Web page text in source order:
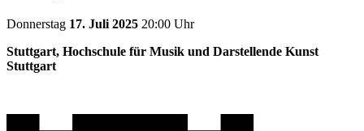
Donnerstag 17. Juli 2025 20:00 Uhr
Stuttgart, Hochschule für Musik und Darstellende Kunst
Stuttgart